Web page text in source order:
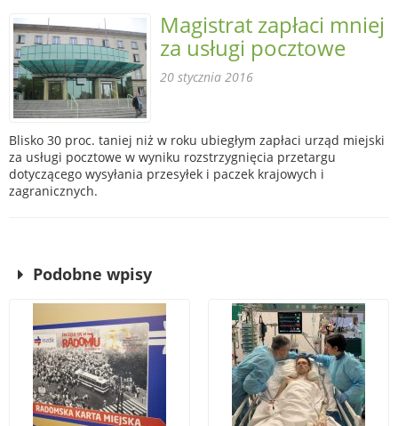
Magistrat zapłaci mniej
za usługi pocztowe
20 stycznia 2016
Blisko 30 proc. taniej niż w roku ubiegłym zapłaci urząd miejski
za usługi pocztowe w wyniku rozstrzygnięcia przetargu
dotyczącego wysyłania przesyłek i paczek krajowych i
zagranicznych.
Podobne wpisy